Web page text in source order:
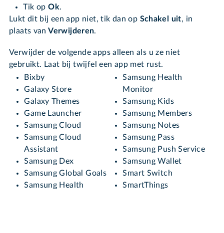
Tik opOk.
Lukt dit bij een app niet, tik dan op Schakel uit, in
plaats van Verwijderen.
Verwijder de volgende apps alleen als u ze niet
gebruikt. Laat bij twijfel een app met rust.
Bixby
Galaxy Store
Galaxy Themes
Game Launcher
Samsung Cloud
Samsung Cloud
Assistant
Samsung Dex
Samsung Global Goals
Samsung Health
Samsung Health
Monitor
Samsung Kids
Samsung Members
Samsung Notes
Samsung Pass
Samsung Push Service
Samsung Wallet
Smart Switch
SmartThings